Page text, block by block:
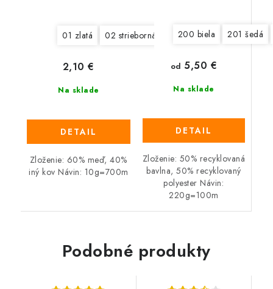
01 zlatá 02 strieborná 08 červená
Na sklade
2,10 €
DETAIL
Zloženie: 60% meď, 40%
iný kov Návin: 10g=700m
200 biela 201 šedá
Na sklade
od 5,50 €
DETAIL
Zloženie: 50% recyklovaná
bavlna, 50% recyklovaný
polyester Návin:
220g=100m
Podobné produkty